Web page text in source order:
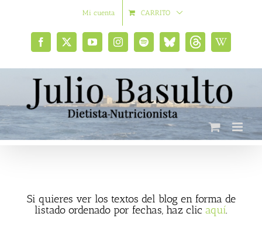
Mi cuenta CARRITO
Facebook
X YouTubeInstagramSpotifyBluesky
social
ThreadsWikipedia
Si quieres ver los textos del blog en forma de
listado ordenado por fechas, haz clic aquí.